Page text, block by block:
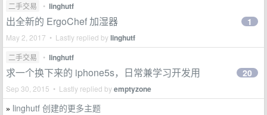
二手交易 • linghutf
出全新的 ErgoChef 加湿器
May 2, 2017 • Lastly replied bylinghutf
1
二手交易 • linghutf
求一个换下来的 iphone5s，日常兼学习开发用
Sep 30, 2015 • Lastly replied byemptyzone
20
» linghutf 创建的更多主题